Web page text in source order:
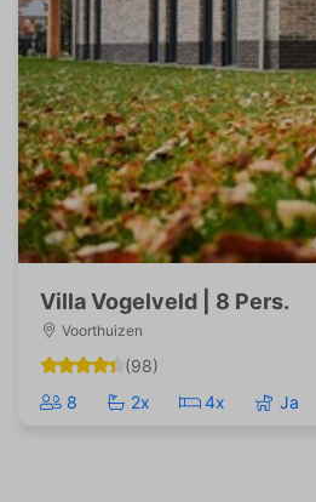
Villa Vogelveld | 8 Pers.
Voorthuizen
(98)
8
2x 4x Ja